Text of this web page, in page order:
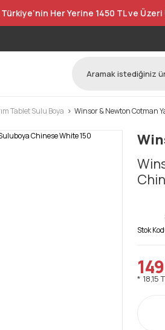
Türkiye’nin Her Yerine 1450 TL ve
Tablet Sulu Boya Winsor & Newton Cotman
Stok
* 18,15